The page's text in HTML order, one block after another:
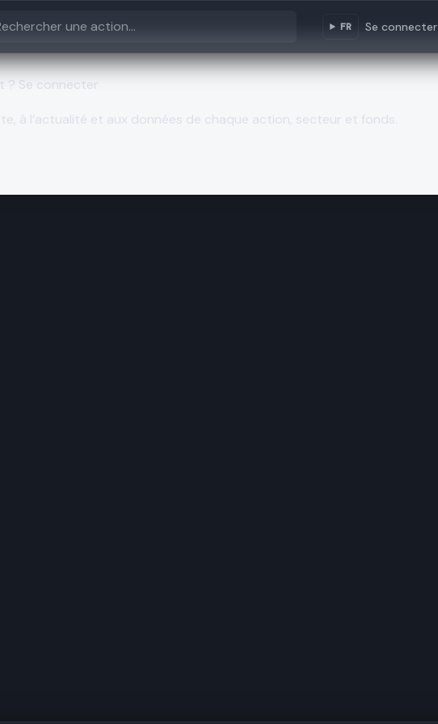
FR Se connecter
? Se connecter
à l’actualité et aux données de chaque action, secteur et fonds.